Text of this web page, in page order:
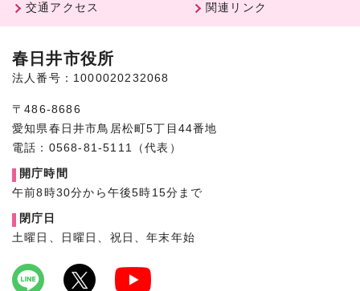
交通アクセス
関連リンク
春日井市役所
法人番号：1000020232068
〒486-8686
愛知県春日井市鳥居松町5丁目44番地
電話：0568-81-5111（代表）
開庁時間
午前8時30分から午後5時15分まで
閉庁日
土曜日、日曜日、祝日、年末年始